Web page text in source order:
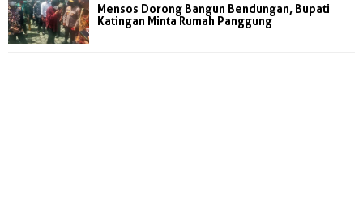
Mensos Dorong Bangun Bendungan, Bupati
Katingan Minta Rumah Panggung